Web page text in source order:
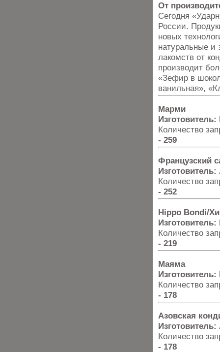
От
Сегодня
России.
новых
натуральные и
лакомств от
производит
«Зефир в
ванильная»,
Марми
Количество
- 259
Французский
Количество
- 252
Hippo Bondi/
Количество
- 219
Маяма
Количество
- 178
Азовская
Количество
- 178